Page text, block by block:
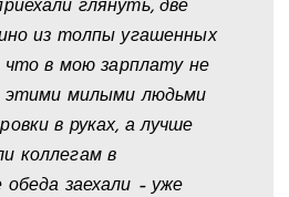
глянуть, две
из толпы угашенных
что в мою зарплату не
этими милыми людьми
в руках, а лучше
коллегам в
заехали – уже